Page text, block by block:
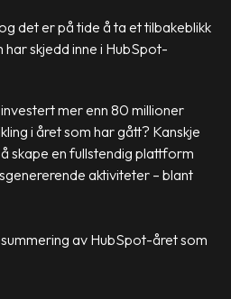
det er på tide å ta et tilbakeblikk
skjedd inne i HubSpot-
mer enn 80 millioner
i året som har gått? Kanskje
skape en fullstendig plattform
aktiviteter – blant
av HubSpot-året som